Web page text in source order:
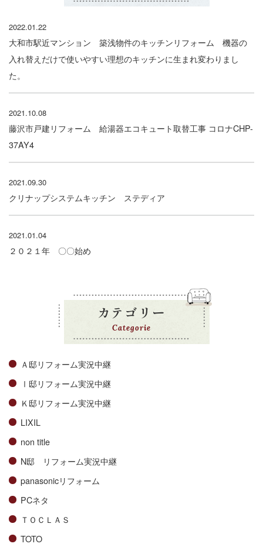
2022.01.22
大和市駅近マンション 築浅物件のキッチンリフォーム 機器の
入れ替えだけで使いやすい理想のキッチンに生まれ変わりまし
た。
2021.10.08
藤沢市戸建リフォーム 給湯器エコキュート取替工事 コロナCHP-
37AY4
2021.09.30
クリナップシステムキッチン ステディア
2021.01.04
２０２１年 〇〇始め
カテゴリー
Categorie
Ａ邸リフォーム実況中継
Ⅰ邸リフォーム実況中継
Ｋ邸リフォーム実況中継
LIXIL
non title
N邸 リフォーム実況中継
panasonicリフォーム
PCネタ
ＴＯＣＬＡＳ
TOTO